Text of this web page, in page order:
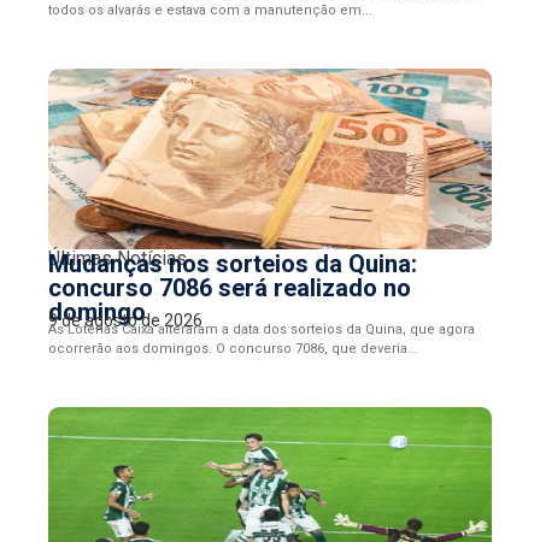
todos os alvarás e estava com a manutenção em...
Últimas Notícias
Mudanças nos sorteios da Quina:
concurso 7086 será realizado no
domingo
9 de agosto de 2026
As Loterias Caixa alteraram a data dos sorteios da Quina, que agora
ocorrerão aos domingos. O concurso 7086, que deveria...